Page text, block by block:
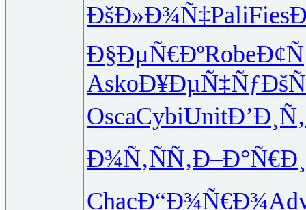
ÐšÐ»Ð¾Ñ‡PaliFies
Ð§ÐµÑ€ÐºRobe
AskoÐ¥ÐµÑ‡Ñƒ
OscaCybiUnit
Ð¾Ñ‚ÑÑ‚Ð–Ð°Ñ€Ð¸
ChacÐ“Ð¾Ñ€Ð¾